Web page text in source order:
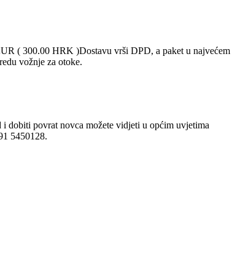
( 300.00 HRK )Dostavu vrši DPD, a paket u najvećem
vožnje za otoke.
dobiti povrat novca možete vidjeti u općim uvjetima
5450128.